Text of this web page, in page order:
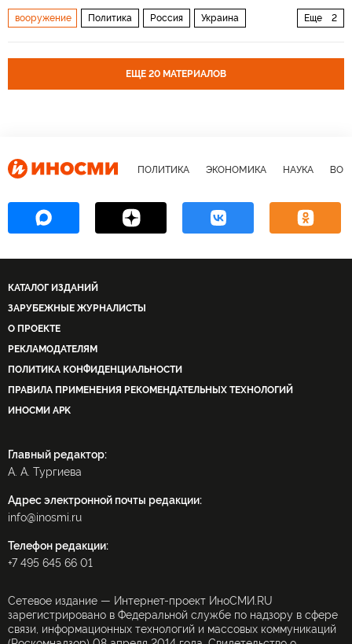
Еще 2
вооружение Политика Россия Украина
ЕЩЕ 20 МАТЕРИАЛОВ
ПОЛИТИКА ЭКОНОМИКА НАУКА
КАТАЛОГ ИЗДАНИЙ
ЗАРУБЕЖНЫЕ ЖУРНАЛИСТЫ
О ПРОЕКТЕ
РЕКЛАМОДАТЕЛЯМ
ПОЛИТИКА КОНФИДЕНЦИАЛЬНОСТИ
ПРАВИЛА ПРИМЕНЕНИЯ РЕКОМЕНДАТЕЛЬНЫХ ТЕХНОЛОГИЙ
ИНОСМИ APK
Главный редактор:
А. А. Тургиева
Адрес электронной почты редакции:
info@inosmi.ru
Телефон редакции:
+7 495 645 66 01
Сетевое издание — Интернет-проект ИноСМИ.RU
зарегистрировано в Федеральной службе по надзору в сфере
связи, информационных технологий и массовых коммуникаций